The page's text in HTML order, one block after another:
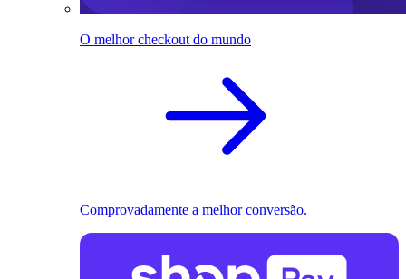
O melhor checkout do mundo
Comprovadamente a melhor conversão.